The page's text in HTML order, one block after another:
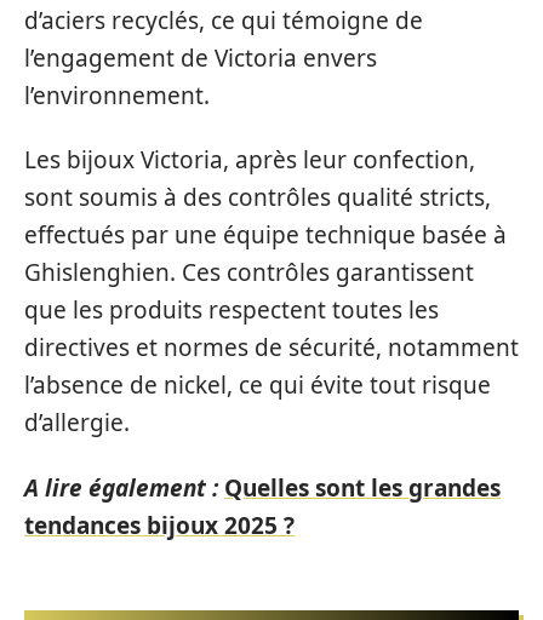
d’aciers recyclés, ce qui témoigne de
l’engagement de Victoria envers
l’environnement.
Les bijoux Victoria, après leur confection,
sont soumis à des contrôles qualité stricts,
effectués par une équipe technique basée à
Ghislenghien. Ces contrôles garantissent
que les produits respectent toutes les
directives et normes de sécurité, notamment
l’absence de nickel, ce qui évite tout risque
d’allergie.
A lire également : Quelles sont les grandes
tendances bijoux 2025 ?